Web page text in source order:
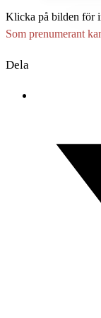
Klicka på bilden för
Som prenumerant
Dela